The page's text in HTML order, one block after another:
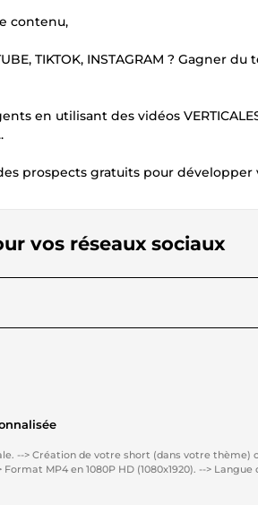
contenu,
TIKTOK, INSTAGRAM ? Gagner
en utilisant des vidéos
prospects gratuits pour
vos réseaux sociaux